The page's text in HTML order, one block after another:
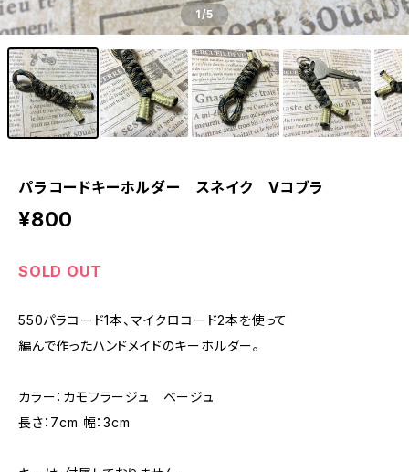
1/5
パラコードキーホルダー スネイク Vコブラ
¥800
SOLD OUT
550パラコード1本、マイクロコード2本を使って
編んで作ったハンドメイドのキーホルダー。
カラー：カモフラージュ ベージュ
長さ：7cm 幅：3cm